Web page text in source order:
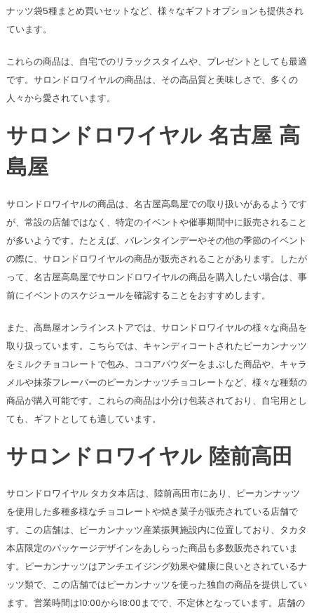
ナッツ袋5種まとめ買いセットなど、様々なギフトオプションも提供され
ています。
これらの商品は、自宅でのリラックスタイムや、プレゼントとしても最適
です。サロンドロワイヤルの商品は、その高品質と美味しさで、多くの
人々から愛されています​​​​​​。
サロンドロワイヤル 名古屋 高
島屋
サロンドロワイヤルの商品は、名古屋高島屋での取り扱いがあるようです
が、常設の店舗ではなく、特定のイベントや催事期間中に販売されること
が多いようです。たとえば、バレンタインデーやその他の季節のイベント
の際に、サロンドロワイヤルの商品が販売されることがあります。したが
って、名古屋高島屋でサロンドロワイヤルの商品を購入したい場合は、事
前にイベントのスケジュールを確認することをおすすめします。
また、高島屋オンラインストアでは、サロンドロワイヤルの様々な商品を
取り扱っています。こちらでは、キャンディコートされたピーカンナッツ
をミルクチョコレートで包み、ココアパウダーをまぶした商品や、キャラ
メルや抹茶フレーバーのピーカンナッツチョコレートなど、様々な種類の
商品が購入可能です。これらの商品は小分け包装されており、自宅用とし
ても、ギフトとしても適しています​​​​​​。
サロンドロワイヤル 陸前高田
サロンドロワイヤル タカタ本店は、陸前高田市にあり、ピーカンナッツ
を使用した多種多様なチョコレートや焼き菓子が販売されている店舗で
す。この店舗は、ピーカンナッツ産業振興施設内に位置しており、タカタ
本店限定のパッケージデザインをあしらった商品も多数販売されていま
す。ピーカンナッツはアンチエイジング効果や健康に良いとされているナ
ッツ類で、この店舗ではピーカンナッツを使った独自の商品を提供してい
ます。営業時間は10:00から18:00までで、不定休となっています。店舗の